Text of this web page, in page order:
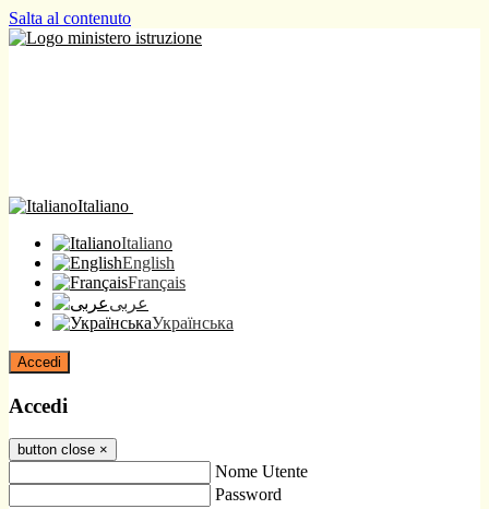
Salta al contenuto
Italiano
Italiano
English
Français
عربى
Українська
Accedi
Accedi
button close ×
Nome Utente
Password